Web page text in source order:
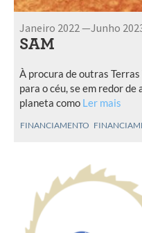
Janeiro 2022 —Junho
SAM
À procura de outras
para o céu, se em redor
planeta como Ler mais
FINANCIAMENTO